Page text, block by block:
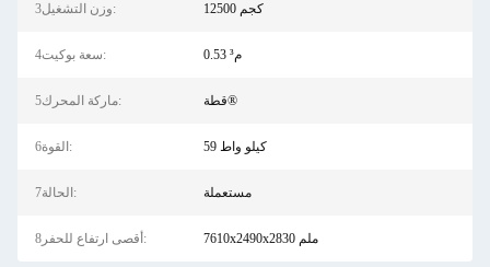
3وزن التشغيل: 12500 كجم
4سعة بوكيت: 0.53 م³
5ماركة المحرك: قطة®
6القوة: 59 كيلو واط
7الحالة: مستعملة
8أقصى ارتفاع للحفر: 7610x2490x2830 ملم